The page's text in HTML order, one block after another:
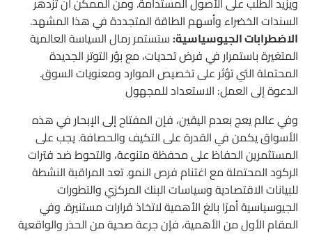
السندات الخضراء وأسهم الطاقة المتجددة في هذا المشهد.
الاضطرابات الجيوسياسية:ستستمر رمال السياسة العالمية
المتغيرة باستمرار في فرض تحديات، مع بؤر التوتر الجديدة
المحتملة التي تؤثر على تخصيص الموارد ومعنويات السوق.
الدعوة إلى العمل: الاستعداد للمجهول
وفي عالم يعج بعدم اليقين، فإن المفتاح إلى الإبحار في هذه
الأسواق يكمن في القدرة على التكيف والحصافة. يجب على
المستثمرين الحفاظ على محفظة متنوعة، والتحوط ضد فترات
الركود المحتملة مع اغتنام فرص النمو. تعد المراقبة النشطة
للبيانات الاقتصادية وسياسات البنك المركزي والتطورات
الجيوسياسية أمرًا بالغ الأهمية لاتخاذ قرارات مستنيرة. وفي
المقام الأول من الأهمية، فإن جرعة صحية من الحذر والواقعية